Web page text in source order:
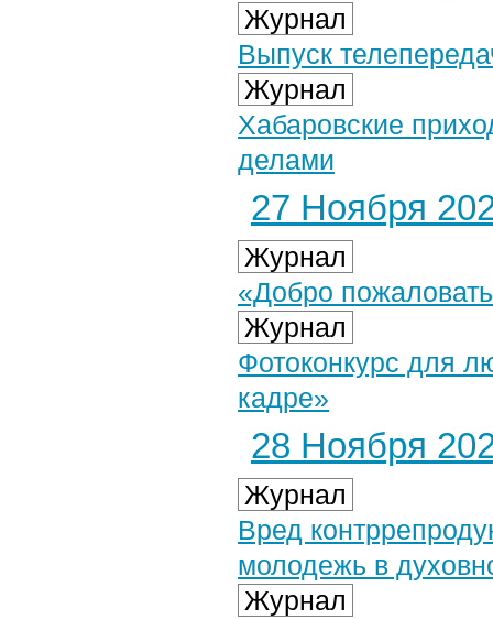
Журнал
Выпуск
Журнал
Хабаровские
делами
27 Ноября
Журнал
«Добро
Журнал
Фотоконкурс для
кадре»
28 Ноября
Журнал
Вред
молодежь в
Журнал